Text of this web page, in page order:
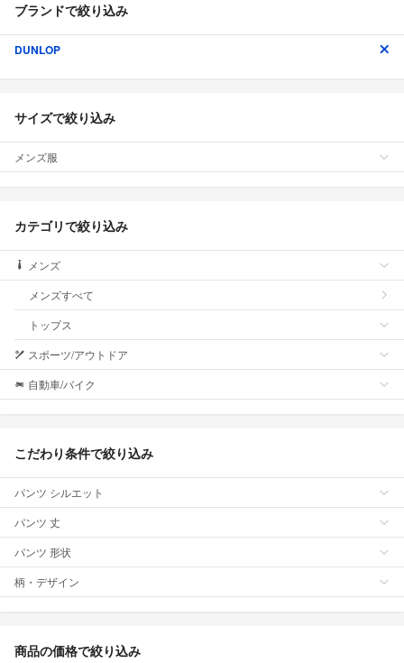
ブランドで絞り込み
DUNLOP
サイズで絞り込み
メンズ服
カテゴリで絞り込み
メンズ
メンズすべて
トップス
スポーツ/アウトドア
自動車/バイク
こだわり条件で絞り込み
パンツ シルエット
パンツ 丈
パンツ 形状
柄・デザイン
商品の価格で絞り込み